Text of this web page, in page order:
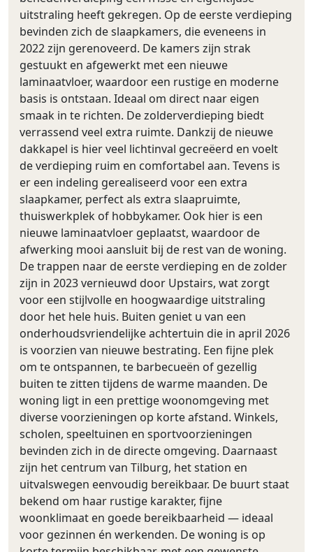
uitstraling heeft gekregen. Op de eerste verdieping
bevinden zich de slaapkamers, die eveneens in
2022 zijn gerenoveerd. De kamers zijn strak
gestuukt en afgewerkt met een nieuwe
laminaatvloer, waardoor een rustige en moderne
basis is ontstaan. Ideaal om direct naar eigen
smaak in te richten. De zolderverdieping biedt
verrassend veel extra ruimte. Dankzij de nieuwe
dakkapel is hier veel lichtinval gecreëerd en voelt
de verdieping ruim en comfortabel aan. Tevens is
er een indeling gerealiseerd voor een extra
slaapkamer, perfect als extra slaapruimte,
thuiswerkplek of hobbykamer. Ook hier is een
nieuwe laminaatvloer geplaatst, waardoor de
afwerking mooi aansluit bij de rest van de woning.
De trappen naar de eerste verdieping en de zolder
zijn in 2023 vernieuwd door Upstairs, wat zorgt
voor een stijlvolle en hoogwaardige uitstraling
door het hele huis. Buiten geniet u van een
onderhoudsvriendelijke achtertuin die in april 2026
is voorzien van nieuwe bestrating. Een fijne plek
om te ontspannen, te barbecueën of gezellig
buiten te zitten tijdens de warme maanden. De
woning ligt in een prettige woonomgeving met
diverse voorzieningen op korte afstand. Winkels,
scholen, speeltuinen en sportvoorzieningen
bevinden zich in de directe omgeving. Daarnaast
zijn het centrum van Tilburg, het station en
uitvalswegen eenvoudig bereikbaar. De buurt staat
bekend om haar rustige karakter, fijne
woonklimaat en goede bereikbaarheid — ideaal
voor gezinnen én werkenden. De woning is op